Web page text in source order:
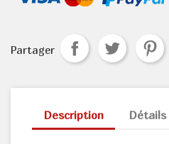
Partager
Description